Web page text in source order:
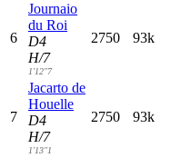
6
Journaio
du Roi
D4
H/7
1'12"7
2750 93k
7
Jacarto de
Houelle
D4
H/7
1'13"1
2750 93k